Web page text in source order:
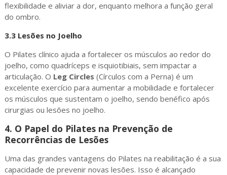
flexibilidade e aliviar a dor, enquanto melhora a função geral
do ombro.
3.3 Lesões no Joelho
O Pilates clínico ajuda a fortalecer os músculos ao redor do
joelho, como quadríceps e isquiotibiais, sem impactar a
articulação. O Leg Circles (Círculos com a Perna) é um
excelente exercício para aumentar a mobilidade e fortalecer
os músculos que sustentam o joelho, sendo benéfico após
cirurgias ou lesões no joelho.
4. O Papel do Pilates na Prevenção de
Recorrências de Lesões
Uma das grandes vantagens do Pilates na reabilitação é a sua
capacidade de prevenir novas lesões. Isso é alcançado